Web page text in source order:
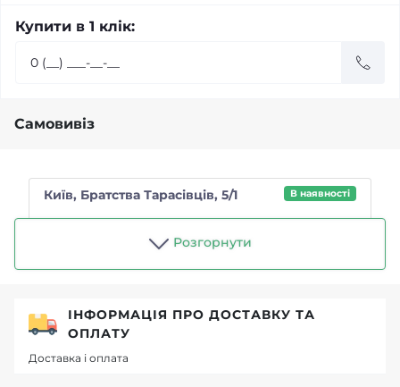
Купити в 1 клік:
Самовивіз
Київ, Братства Тарасівців, 5/1 В наявності
Розгорнути
ІНФОРМАЦІЯ ПРО ДОСТАВКУ ТА
ОПЛАТУ
Доставка і оплата